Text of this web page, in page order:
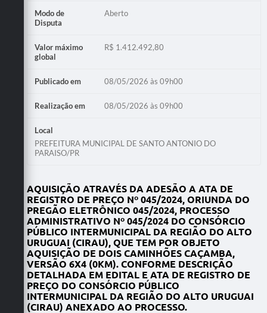
Modo de
Disputa
Aberto
Valor máximo
global
R$ 1.412.492,80
Publicado em 08/05/2026 às 09h00
Realização em 08/05/2026 às 09h00
Local
PREFEITURA MUNICIPAL DE SANTO ANTONIO DO
PARAISO/PR
AQUISIÇÃO ATRAVÉS DA ADESÃO A ATA DE
REGISTRO DE PREÇO Nº 045/2024, ORIUNDA DO
PREGÃO ELETRÔNICO 045/2024, PROCESSO
ADMINISTRATIVO Nº 045/2024 DO CONSÓRCIO
PÚBLICO INTERMUNICIPAL DA REGIÃO DO ALTO
URUGUAI (CIRAU), QUE TEM POR OBJETO
AQUISIÇÃO DE DOIS CAMINHÕES CAÇAMBA,
VERSÃO 6X4 (0KM). CONFORME DESCRIÇÃO
DETALHADA EM EDITAL E ATA DE REGISTRO DE
PREÇO DO CONSÓRCIO PÚBLICO
INTERMUNICIPAL DA REGIÃO DO ALTO URUGUAI
(CIRAU) ANEXADO AO PROCESSO.